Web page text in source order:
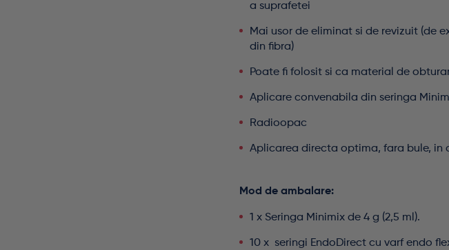
a suprafetei
Mai usor de eliminat si de revizuit (de
din fibra)
Poate fi folosit si ca material de
Aplicare convenabila din seringa
Radioopac
Aplicarea directa optima, fara bule, in
Mod de ambalare:
1 x Seringa Minimix de 4 g (2,5 ml).
10 x seringi EndoDirect cu varf endo